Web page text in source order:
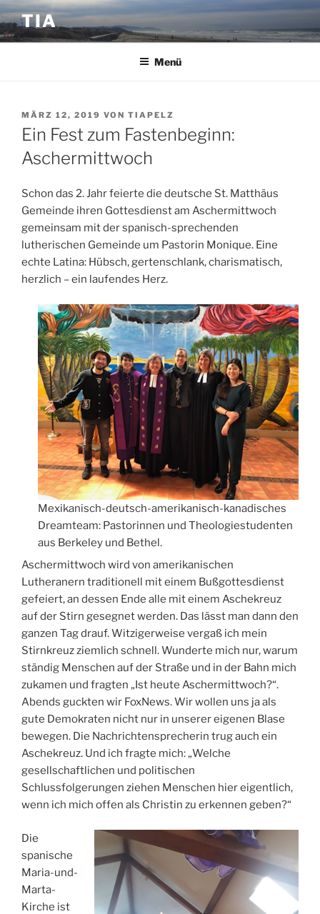
Zum
Inhalt
springen
TIA
Menü
VERÖFFENTLICHT
AM
MÄRZ 12, 2019 VON TIAPELZ
Ein Fest zum Fastenbeginn:
Aschermittwoch
Schon das 2. Jahr feierte die deutsche St. Matthäus
Gemeinde ihren Gottesdienst am Aschermittwoch
gemeinsam mit der spanisch-sprechenden
lutherischen Gemeinde um Pastorin Monique. Eine
echte Latina: Hübsch, gertenschlank, charismatisch,
herzlich – ein laufendes Herz.
Mexikanisch-deutsch-amerikanisch-kanadisches
Dreamteam: Pastorinnen und Theologiestudenten
aus Berkeley und Bethel.
Aschermittwoch wird von amerikanischen
Lutheranern traditionell mit einem Bußgottesdienst
gefeiert, an dessen Ende alle mit einem Aschekreuz
auf der Stirn gesegnet werden. Das lässt man dann den
ganzen Tag drauf. Witzigerweise vergaß ich mein
Stirnkreuz ziemlich schnell. Wunderte mich nur, warum
ständig Menschen auf der Straße und in der Bahn mich
zukamen und fragten „Ist heute Aschermittwoch?“.
Abends guckten wir FoxNews. Wir wollen uns ja als
gute Demokraten nicht nur in unserer eigenen Blase
bewegen. Die Nachrichtensprecherin trug auch ein
Aschekreuz. Und ich fragte mich: „Welche
gesellschaftlichen und politischen
Schlussfolgerungen ziehen Menschen hier eigentlich,
wenn ich mich offen als Christin zu erkennen geben?“
Die
spanische
Maria-und-
Marta-
Kirche ist